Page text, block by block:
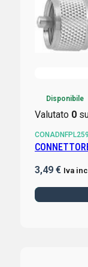
Disponibile
Valutato 0
CONADNFPL259
3,49 € Iva